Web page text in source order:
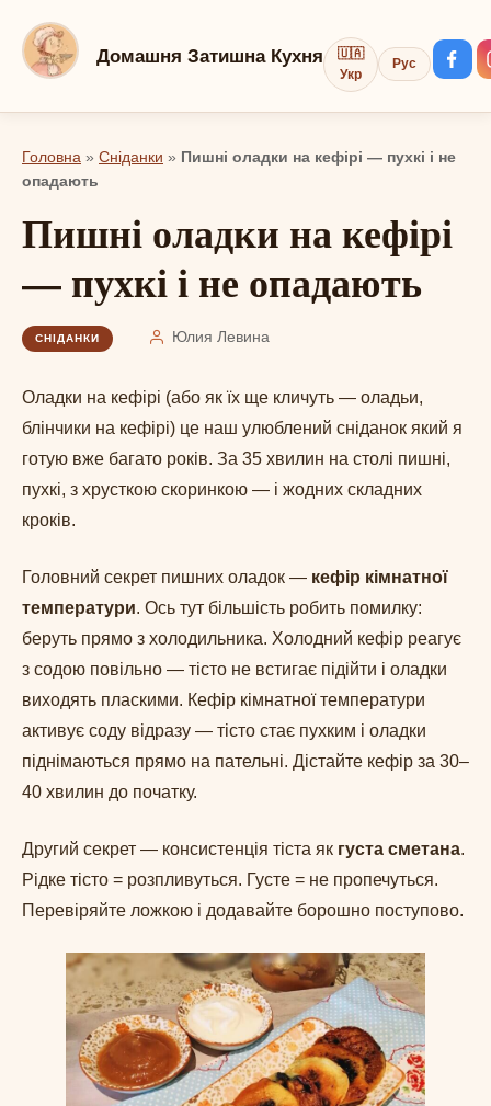
вмісту
Домашня Затишна Кухня
🇺🇦
Укр
Рус
Головна » Сніданки » Пишні оладки на кефірі — пухкі і не
опадають
Пишні оладки на кефірі
— пухкі і не опадають
СНІДАНКИ Юлия Левина
Оладки на кефірі (або як їх ще кличуть — оладьи,
блінчики на кефірі) це наш улюблений сніданок який я
готую вже багато років. За 35 хвилин на столі пишні,
пухкі, з хрусткою скоринкою — і жодних складних
кроків.
Головний секрет пишних оладок — кефір кімнатної
температури. Ось тут більшість робить помилку:
беруть прямо з холодильника. Холодний кефір реагує
з содою повільно — тісто не встигає підійти і оладки
виходять пласкими. Кефір кімнатної температури
активує соду відразу — тісто стає пухким і оладки
піднімаються прямо на пательні. Дістайте кефір за 30–
40 хвилин до початку.
Другий секрет — консистенція тіста як густа сметана.
Рідке тісто = розпливуться. Густе = не пропечуться.
Перевіряйте ложкою і додавайте борошно поступово.